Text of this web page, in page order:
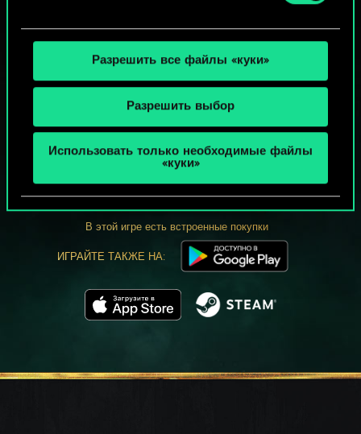
Разрешить все файлы «куки»
Разрешить выбор
Использовать только необходимые файлы
«куки»
МОЖЕТ ПАРТЕЕЧКУ В ГВИНТ?
ИГРАТЬ
БЕСПЛАТНО НА ПК
В этой игре есть встроенные покупки
ИГРАЙТЕ ТАКЖЕ НА: